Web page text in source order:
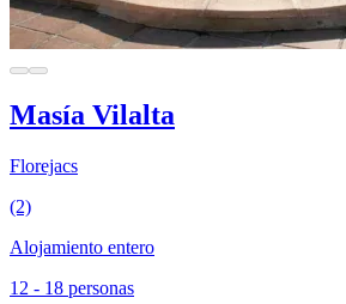
Masía Vilalta
Florejacs
(2)
Alojamiento entero
12 - 18 personas